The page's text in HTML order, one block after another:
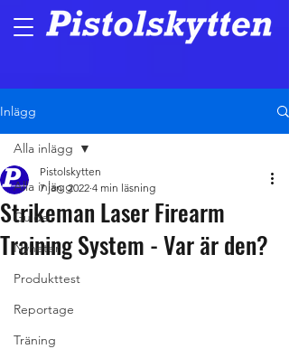
Inlägg
Alla inlägg
Guide
Nyheter
Produkttest
Reportage
Träning
Alla inlägg
Strikeman Laser Firearm
Training System - Var är den?
Pistolskytten
7 jan. 2022 4 min läsning